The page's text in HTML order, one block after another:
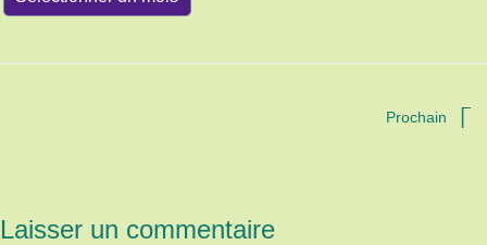
Prochain
Laisser un commentaire